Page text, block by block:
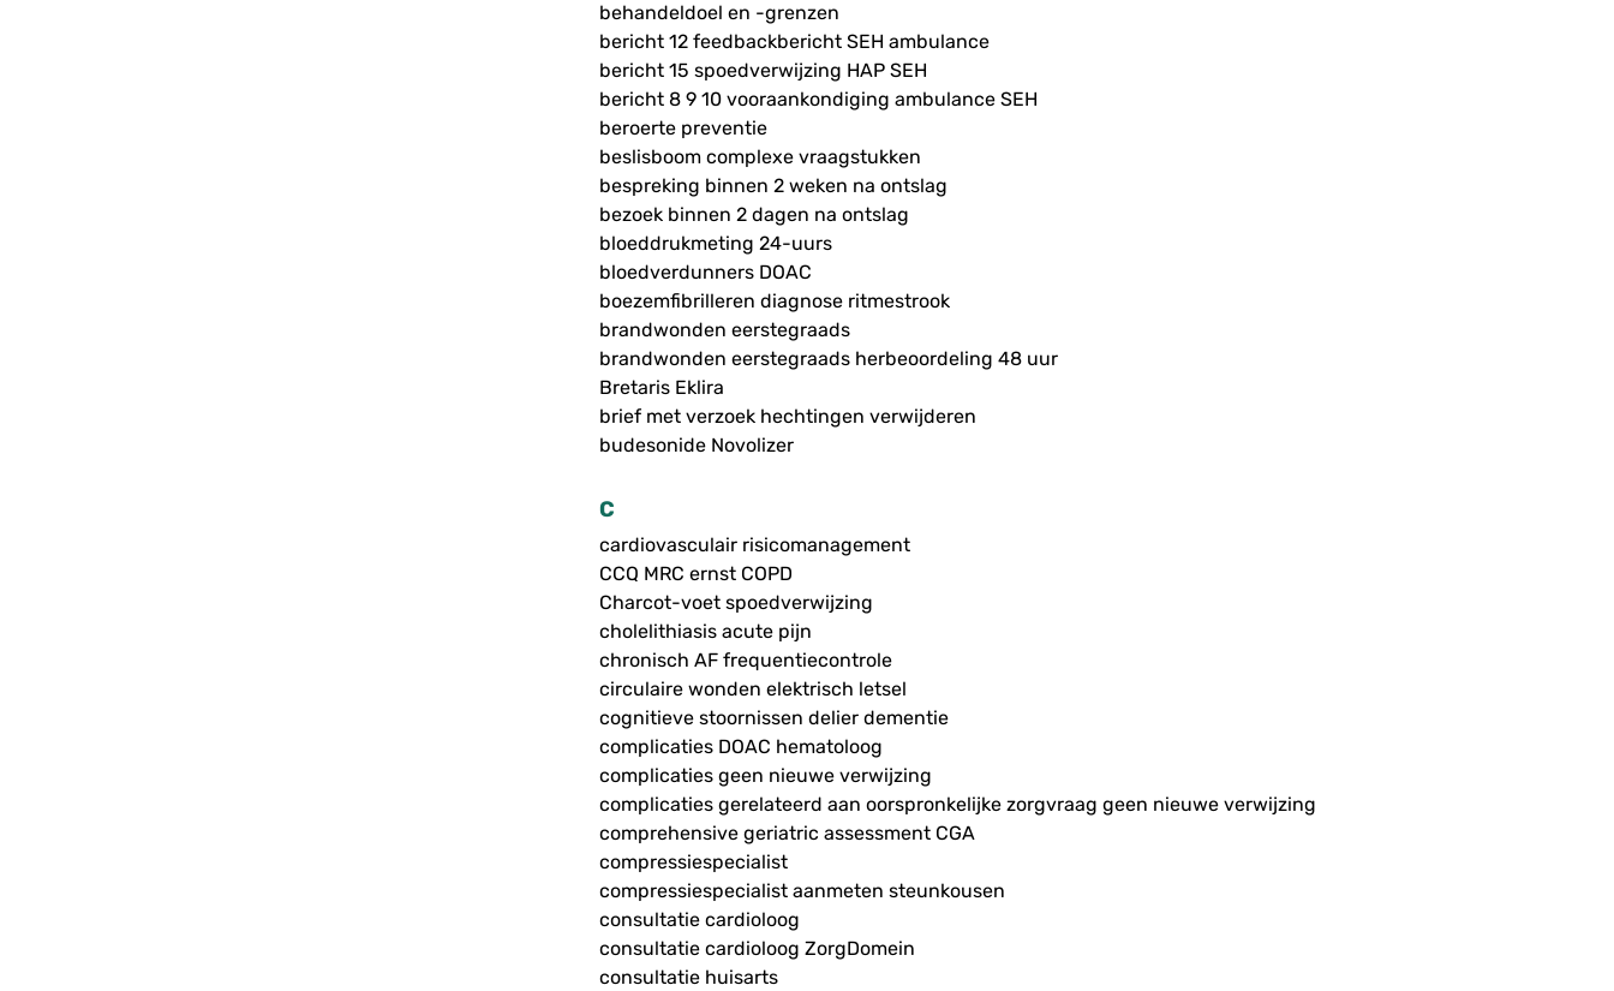
behandeldoel en -grenzen
bericht 12 feedbackbericht SEH ambulance
bericht 15 spoedverwijzing HAP SEH
bericht 8 9 10 vooraankondiging ambulance SEH
beroerte preventie
beslisboom complexe vraagstukken
bespreking binnen 2 weken na ontslag
bezoek binnen 2 dagen na ontslag
bloeddrukmeting 24-uurs
bloedverdunners DOAC
boezemfibrilleren diagnose ritmestrook
brandwonden eerstegraads
brandwonden eerstegraads herbeoordeling 48 uur
Bretaris Eklira
brief met verzoek hechtingen verwijderen
budesonide Novolizer
C
cardiovasculair risicomanagement
CCQ MRC ernst COPD
Charcot-voet spoedverwijzing
cholelithiasis acute pijn
chronisch AF frequentiecontrole
circulaire wonden elektrisch letsel
cognitieve stoornissen delier dementie
complicaties DOAC hematoloog
complicaties geen nieuwe verwijzing
complicaties gerelateerd aan oorspronkelijke zorgvraag geen nieuwe verwijzing
comprehensive geriatric assessment CGA
compressiespecialist
compressiespecialist aanmeten steunkousen
consultatie cardioloog
consultatie cardioloog ZorgDomein
consultatie huisarts